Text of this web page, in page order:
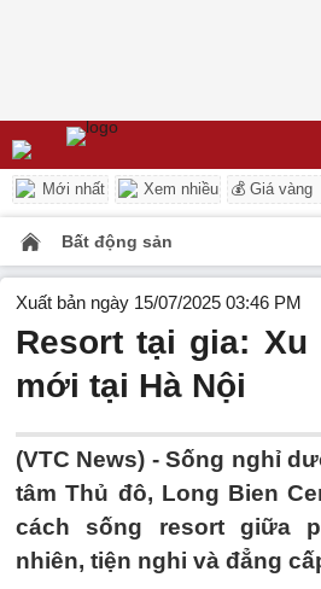
Mới nhất Xem nhiều 💰 Giá vàng
Bất động sản
Xuất bản ngày 15/07/2025 03:46 PM
Resort tại gia:
mới tại Hà Nội
(VTC News) -Sống nghỉ
tâm Thủ đô, Long Bien
cách sống resort giữa
nhiên, tiện nghi và đẳng